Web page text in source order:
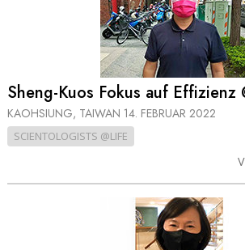
Sheng-Kuos Fokus auf Effizienz
KAOHSIUNG, TAIWAN 14. FEBRUAR 2022
SCIENTOLOGISTS @LIFE